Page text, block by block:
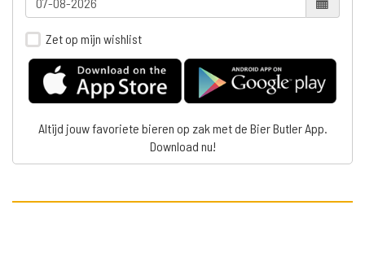
Zet op mijn wishlist
Altijd jouw favoriete bieren op zak met de Bier Butler App.
Download nu!